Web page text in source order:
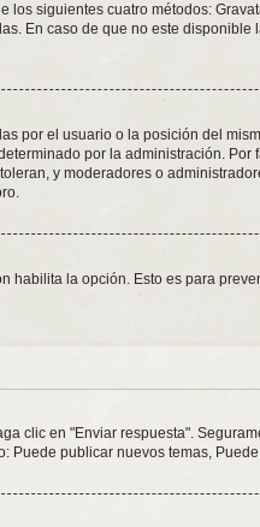
siguientes cuatro métodos:
En caso de que no este disponible
por el usuario o la posición del
por la administración. Por
y moderadores o
habilita la opción. Esto es para
clic en "Enviar respuesta".
publicar nuevos temas,